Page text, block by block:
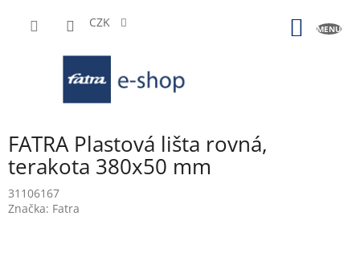
CZK
FATRA Plastová lišta rovná,
terakota 380x50 mm
31106167
Značka: Fatra